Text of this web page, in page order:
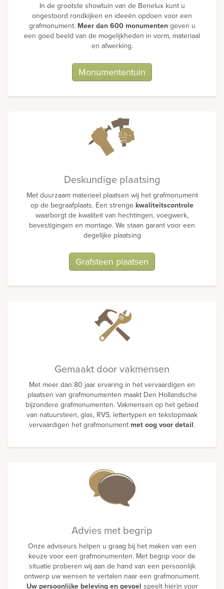
In de grootste showtuin van de Benelux kunt u
ongestoord rondkijken en ideeën opdoen voor een
grafmonument. Meer dan 600 monumentengeven u
een goed beeld van de mogelijkheden in vorm, materiaal
en afwerking.
Monumententuin
Deskundige plaatsing
Met duurzaam materieel plaatsen wij het grafmonument
op de begraafplaats. Een strenge kwaliteitscontrole
waarborgt de kwaliteit van hechtingen, voegwerk,
bevestigingen en montage. We staan garant voor een
degelijke plaatsing
Grafsteen plaatsen
Gemaakt door vakmensen
Met meer dan 80 jaar ervaring in het vervaardigen en
plaatsen van grafmonumenten maakt Den Hollandsche
bijzondere grafmonumenten. Vakmensen op het gebied
van natuursteen, glas, RVS, lettertypen en tekstopmaak
vervaardigen het grafmonument met oog voor detail.
Advies met begrip
Onze adviseurs helpen u graag bij het maken van een
keuze voor een grafmonumenten. Met begrip voor de
situatie proberen wij aan de hand van een persoonlijk
ontwerp uw wensen te vertalen naar een grafmonument.
Uw persoonlijke beleving en gevoel speelt hierin voor